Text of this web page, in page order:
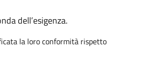
dell’esigenza.
la loro conformità rispetto